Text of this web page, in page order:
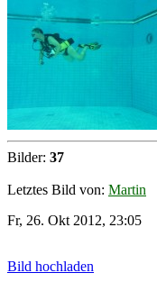
Bilder: 37
Letztes Bild von: Martin
Fr, 26. Okt 2012, 23:05
Bild hochladen